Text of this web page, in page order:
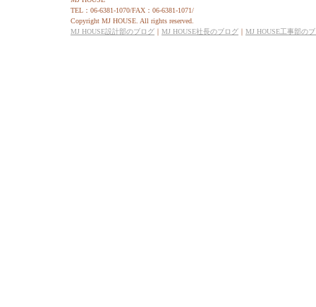
TEL：06-6381-1070/FAX：06-6381-1071/
Copyright MJ HOUSE. All rights reserved.
MJ HOUSE設計部のブログ ｜ MJ HOUSE社長のブログ ｜ MJ HOUSE工事部の